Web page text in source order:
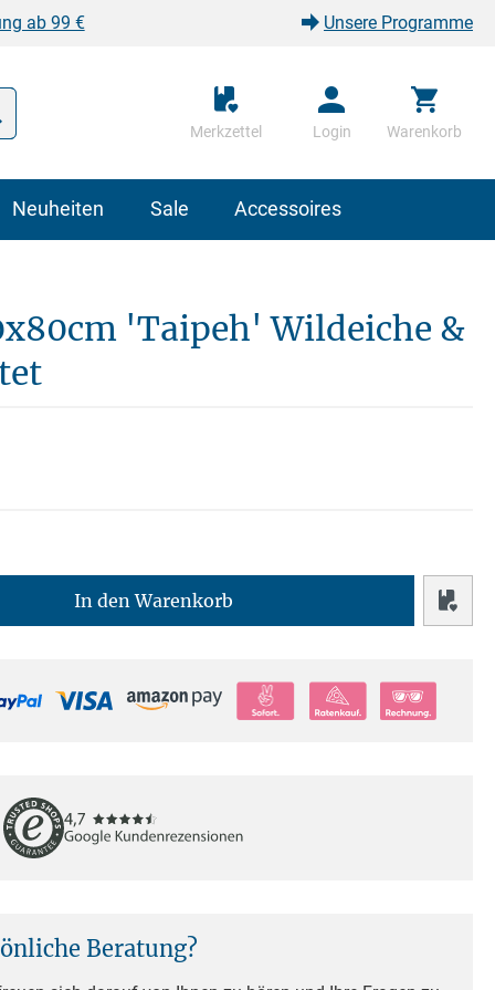
ab 99 € Unsere Programme
Merkzettel Login Warenkorb
Neuheiten Sale Accessoires
'Taipeh' Wildeiche &
In den Warenkorb
Beratung?